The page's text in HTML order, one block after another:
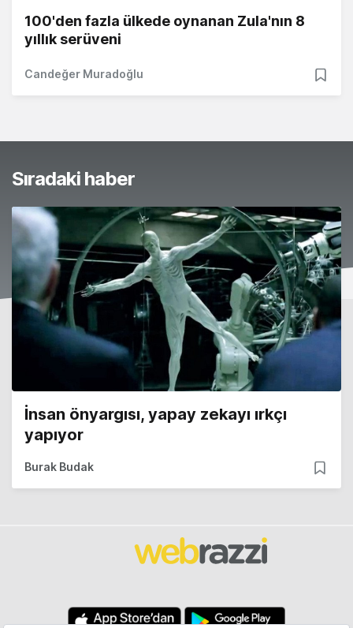
100'den fazla ülkede oynanan Zula'nın 8
yıllık serüveni
Candeğer Muradoğlu
Sıradaki haber
İnsan önyargısı, yapay zekayı ırkçı
yapıyor
Burak Budak